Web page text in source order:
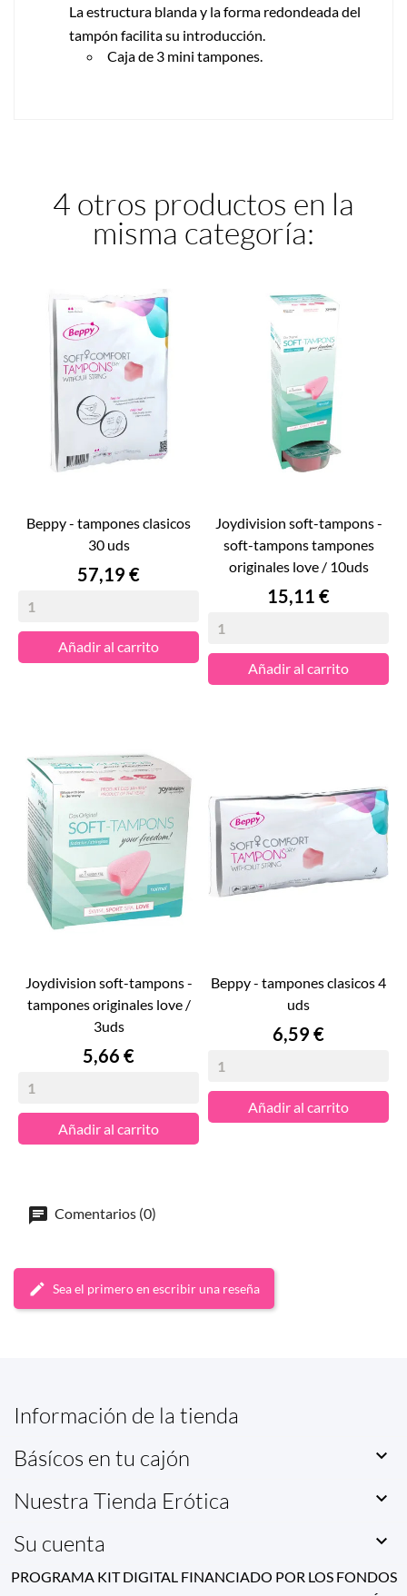
La estructura blanda y la forma redondeada del
tampón facilita su introducción.
Caja de 3 mini tampones.
4 otros productos en la
misma categoría:
beppy - tampones clasicos
30 uds
Precio
57,19 €
Añadir al carrito
joydivision soft-tampons -
soft-tampons tampones
originales love / 10uds
Precio
15,11 €
Añadir al carrito
joydivision soft-tampons -
tampones originales love /
3uds
Precio
5,66 €
Añadir al carrito
beppy - tampones clasicos 4
uds
Precio
6,59 €
Añadir al carrito
Comentarios (0)
Sea el primero en escribir una reseña
Información de la tienda
Básícos en tu cajón

Nuestra Tienda Erótica 
Su cuenta 
PROGRAMA KIT DIGITAL FINANCIADO POR LOS FONDOS